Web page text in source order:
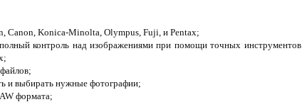
Canon, Konica-Minolta, Olympus, Fuji, и Pentax;
контроль над изображениями при помощи точных инструментов
и выбирать нужные фотографии;
формата;